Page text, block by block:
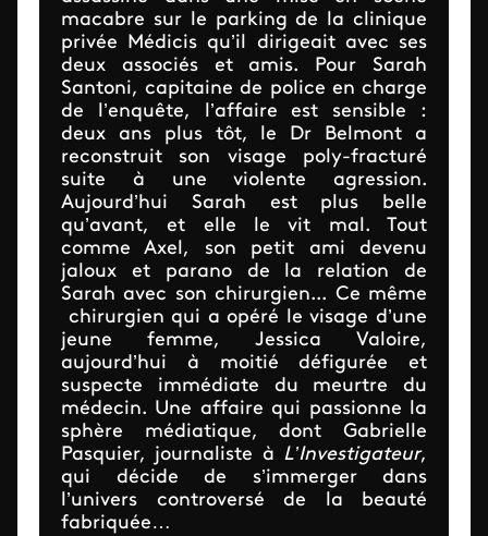
macabre sur le parking de la clinique
privée Médicis qu’il dirigeait avec ses
deux associés et amis. Pour Sarah
Santoni, capitaine de police en charge
de l’enquête, l’affaire est sensible :
deux ans plus tôt, le Dr Belmont a
reconstruit son visage poly-fracturé
suite à une violente agression.
Aujourd’hui Sarah est plus belle
qu’avant, et elle le vit mal. Tout
comme Axel, son petit ami devenu
jaloux et parano de la relation de
Sarah avec son chirurgien... Ce même
chirurgien qui a opéré le visage d’une
jeune femme, Jessica Valoire,
aujourd’hui à moitié défigurée et
suspecte immédiate du meurtre du
médecin. Une affaire qui passionne la
sphère médiatique, dont Gabrielle
Pasquier, journaliste à L’Investigateur,
qui décide de s’immerger dans
l’univers controversé de la beauté
fabriquée…